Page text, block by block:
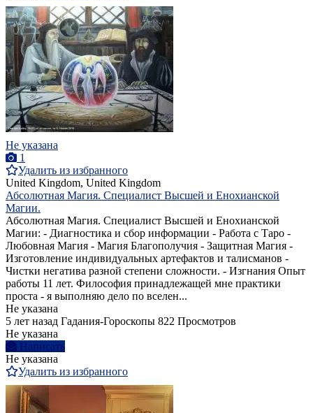
Не указана
1
Удалить из избранного
United Kingdom, United Kingdom
Абсолютная Магия. Специалист Высшей и Енохианской
Магии.
Абсолютная Магия. Специалист Высшей и Енохианской
Магии: - Диагностика и сбор информации - Работа с Таро -
Любовная Магия - Магия Благополучия - Защитная Магия -
Изготовление индивидуальных артефактов и талисманов -
Чистки негатива разной степени сложности. - Изгнания Опыт
работы 11 лет. Философия принадлежащей мне практики
проста - я выполняю дело по вселен...
Не указана
5 лет назад Гадания-Гороскопы 822 Просмотров
Не указана
Написать
Не указана
Удалить из избранного